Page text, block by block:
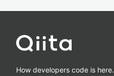
How developers code is here.